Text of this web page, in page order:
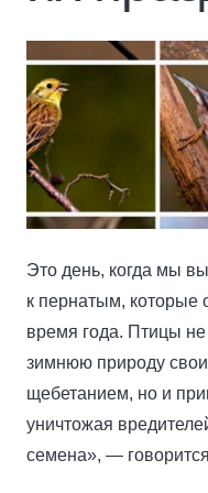
Это день, когда мы
к пернатым, которые
время года. Птицы
зимнюю природу
щебетанием, но и
уничтожая
семена», —